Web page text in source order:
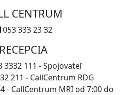
CENTRUM
053 333 23 32
RECEPCIA
3332 111 - Spojovateľ
211 - CallCentrum RDG
- CallCentrum MRI od 7:00 do